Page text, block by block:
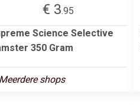
€ 3.95
Science Selective
350 Gram
Meerdere shops